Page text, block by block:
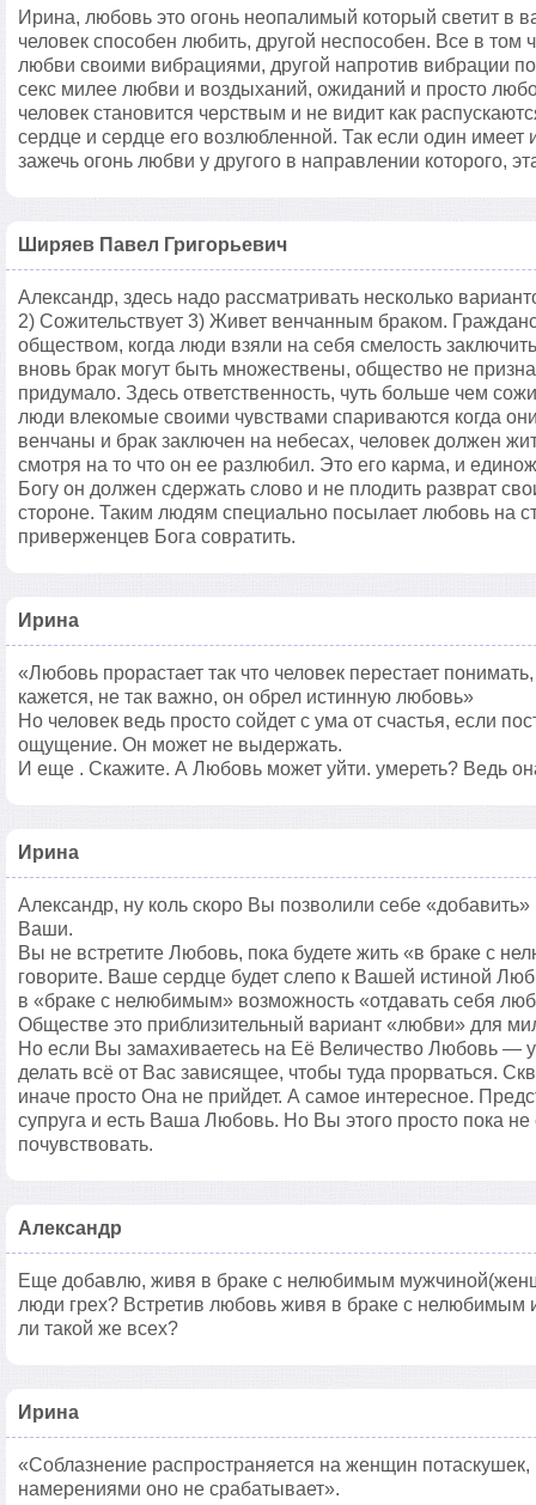
Ирина, любовь это огонь неопалимый который светит в
человек способен любить, другой неспособен. Все в том
любви своими вибрациями, другой напротив вибрации
секс милее любви и воздыханий, ожиданий и просто
человек становится черствым и не видит как
сердце и сердце его возлюбленной. Так если один
зажечь огонь любви у другого в направлении которого,
Ширяев Павел Григорьевич
Александр, здесь надо рассматривать несколько
2) Сожительствует 3) Живет венчанным браком.
обществом, когда люди взяли на себя смелость
вновь брак могут быть множествены, общество не
придумало. Здесь ответственность, чуть больше чем
люди влекомые своими чувствами спариваются когда
венчаны и брак заключен на небесах, человек должен
смотря на то что он ее разлюбил. Это его карма, и
Богу он должен сдержать слово и не плодить разврат
стороне. Таким людям специально посылает любовь на
приверженцев Бога совратить.
Ирина
«Любовь прорастает так что человек перестает
кажется, не так важно, он обрел истинную любовь»
Но человек ведь просто сойдет с ума от счастья, если
ощущение. Он может не выдержать.
И еще . Скажите. А Любовь может уйти. умереть? Ведь
Ирина
Александр, ну коль скоро Вы позволили себе
Ваши.
Вы не встретите Любовь, пока будете жить «в браке с
говорите. Ваше сердце будет слепо к Вашей истиной
в «браке с нелюбимым» возможность «отдавать себя
Обществе это приблизительный вариант «любви» для
Но если Вы замахиваетесь на Её Величество Любовь —
делать всё от Вас зависящее, чтобы туда прорваться.
иначе просто Она не прийдет. А самое интересное.
супруга и есть Ваша Любовь. Но Вы этого просто пока не
почувствовать.
Александр
Еще добавлю, живя в браке с нелюбимым
люди грех? Встретив любовь живя в браке с
ли такой же всех?
Ирина
«Соблазнение распространяется на женщин
намерениями оно не срабатывает».